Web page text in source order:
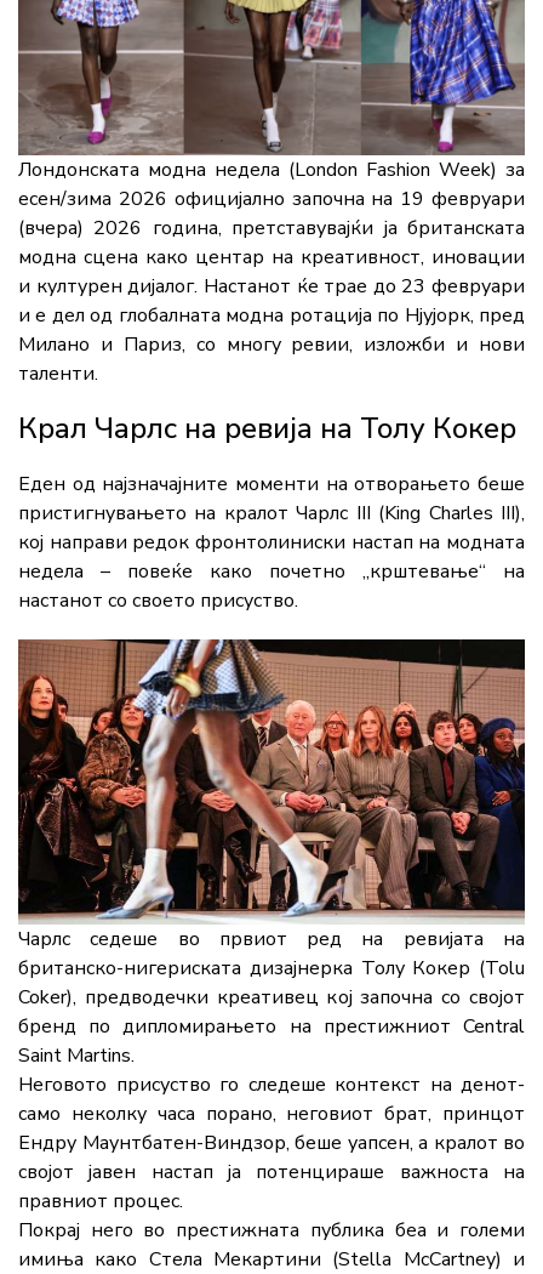
Лондонската модна недела (London Fashion Week) за
есен/зима 2026 официјално започна на 19 февруари
(вчера) 2026 година, претставувајќи ја британската
модна сцена како центар на креативност, иновации
и културен дијалог. Настанот ќе трае до 23 февруари
и е дел од глобалната модна ротација по Нјујорк, пред
Милано и Париз, со многу ревии, изложби и нови
таленти.
Крал Чарлс на ревија на Толу Кокер
Еден од најзначајните моменти на отворањето беше
пристигнувањето на кралот Чарлс III (King Charles III),
кој направи редок фронтолиниски настап на модната
недела – повеќе како почетно „крштевање“ на
настанот со своето присуство.
Чарлс седеше во првиот ред на ревијата на
британско-нигериската дизајнерка Толу Кокер (Tolu
Coker), предводечки креативец кој започна со својот
бренд по дипломирањето на престижниот Central
Saint Martins.
Неговото присуство го следеше контекст на денот-
само неколку часа порано, неговиот брат, принцот
Ендру Маунтбатен-Виндзор, беше уапсен, а кралот во
својот јавен настап ја потенцираше важноста на
правниот процес.
Покрај него во престижната публика беа и големи
имиња како Стела Мекартини (Stella McCartney) и